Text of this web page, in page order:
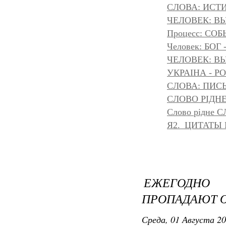
СЛОВА:
ЧЕЛОВЕК:
Процесс:
Человек:
ЧЕЛОВЕК:
УКРАІНА -
СЛОВА:
СЛОВО
Слово рідне
ПРОПАДАЮТ
Среда, 01 Августа